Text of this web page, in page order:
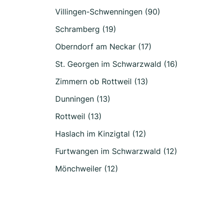
Villingen-Schwenningen (90)
Schramberg (19)
Oberndorf am Neckar (17)
St. Georgen im Schwarzwald (16)
Zimmern ob Rottweil (13)
Dunningen (13)
Rottweil (13)
Haslach im Kinzigtal (12)
Furtwangen im Schwarzwald (12)
Mönchweiler (12)